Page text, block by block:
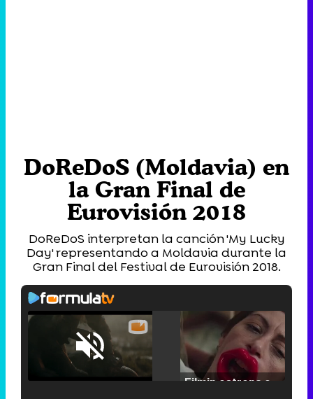
DoReDoS (Moldavia) en
la Gran Final de
Eurovisión 2018
DoReDoS interpretan la canción 'My Lucky
Day' representando a Moldavia durante la
Gran Final del Festival de Eurovisión 2018.
Unmute /
Loaded:
25.30%